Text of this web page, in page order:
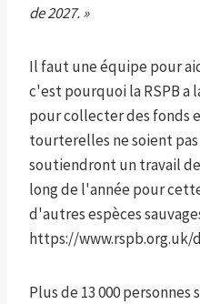
de 2027. »
Il faut une équipe pour
c'est pourquoi la RSPB a
pour collecter des fonds
tourterelles ne soient pas
soutiendront un travail
long de l'année pour
d'autres espèces
https://
Plus de 13 000